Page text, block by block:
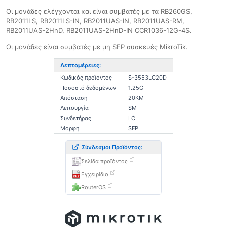
Οι μονάδες ελέγχονται και είναι συμβατές με τα RB260GS,
RB2011LS, RB2011LS-IN, RB2011UAS-IN, RB2011UAS-RM,
RB2011UAS-2HnD, RB2011UAS-2HnD-IN CCR1036-12G-4S.
Οι μονάδες είναι συμβατές με μη SFP συσκευές MikroTik.
Λεπτομέρειες:
Κωδικός προϊόντος
S-3553LC20D
Ποσοστό δεδομένων
1.25G
Απόσταση
20KM
Λειτουργία
SM
Συνδετήρας
LC
Μορφή
SFP
Σύνδεσμοι Προϊόντος:
Σελίδα προϊόντος
Εγχειρίδιο
RouterOS